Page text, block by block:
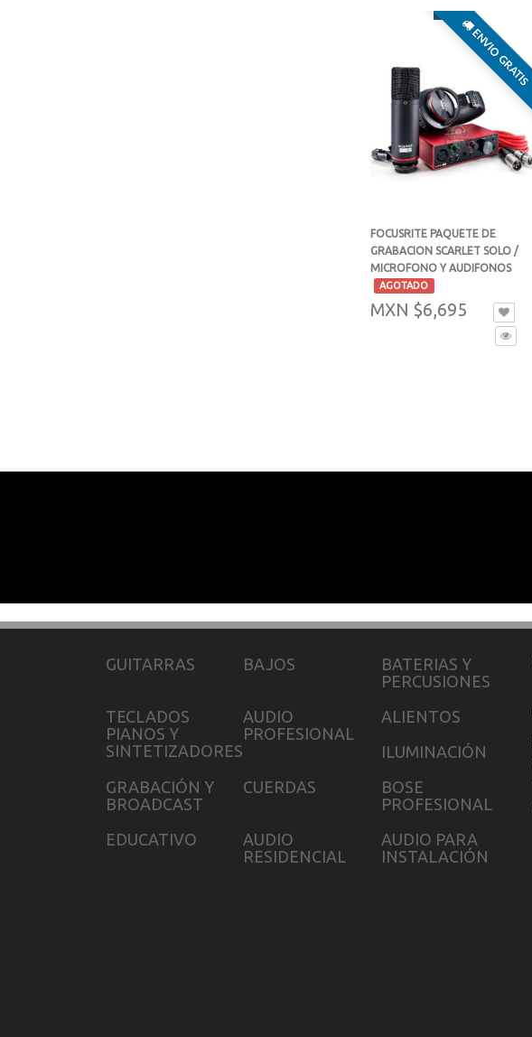
ENVIO GRATIS
FOCUSRITE PAQUETE DE
GRABACION SCARLET SOLO /
MICROFONO Y AUDIFONOS
AGOTADO
MXN $6,695
GUITARRAS BAJOS
BATERIAS Y
PERCUSIONES
TECLADOS
PIANOS Y
SINTETIZADORES
AUDIO
PROFESIONAL
ALIENTOS
ILUMINACIÓN
GRABACIÓN Y
BROADCAST
CUERDAS
BOSE
PROFESIONAL
EDUCATIVO
AUDIO
RESIDENCIAL
AUDIO PARA
INSTALACIÓN